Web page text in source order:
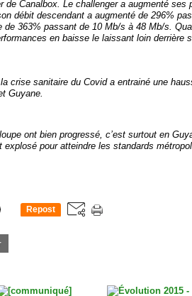
de Canalbox. Le challenger a augmenté ses
débit descendant a augmenté de 296%
363% passant de 10 Mb/s à 48 Mb/s.
en baisse le laissant loin derrière
crise sanitaire du Covid a entrainé une
Guyane.
ont bien progressé, c’est surtout en
pour atteindre les standards
Repost